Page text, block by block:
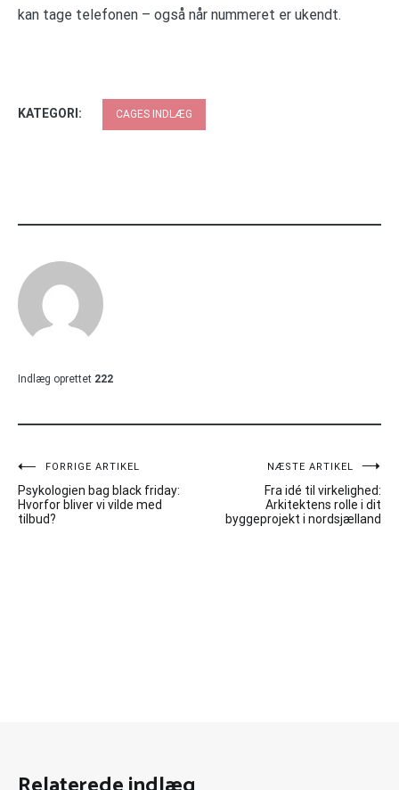
kan tage telefonen – også når nummeret er ukendt.
KATEGORI: CAGES INDLÆG
Indlæg oprettet 222
Indlægsnavigation
FORRIGE ARTIKEL
Psykologien bag black friday:
Hvorfor bliver vi vilde med
tilbud?
NÆSTE ARTIKEL
Fra idé til virkelighed:
Arkitektens rolle i dit
byggeprojekt i nordsjælland